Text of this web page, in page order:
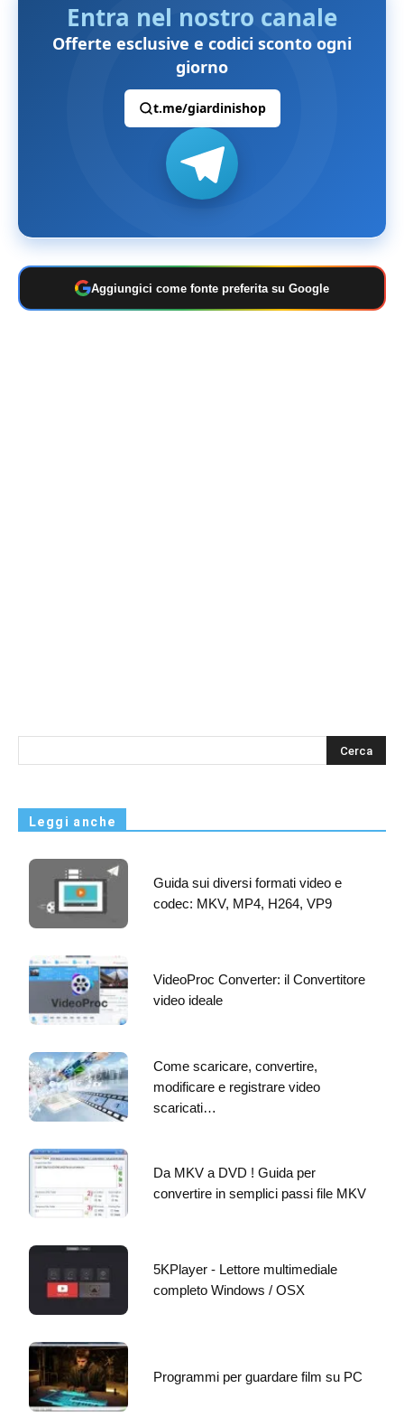
Entra nel nostro canale
Offerte esclusive e codici sconto ogni
giorno
t.me/giardinishop
Aggiungici come fonte preferita su Google
s
Leggi anche
Guida sui diversi formati video e
codec: MKV, MP4, H264, VP9
VideoProc Converter: il Convertitore
video ideale
Come scaricare, convertire,
modificare e registrare video
scaricati…
Da MKV a DVD ! Guida per
convertire in semplici passi file MKV
5KPlayer - Lettore multimediale
completo Windows / OSX
Programmi per guardare film su PC